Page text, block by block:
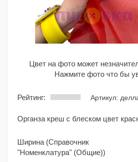
Цвет на фото может
Нажмите фото что бы
Рейтинг: Артикул:
Органза креш с блеском цвет
Ширина (Справочник
"Номенклатура" (Общие))